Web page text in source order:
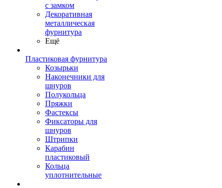
с замком
Декоративная
металлическая
фурнитура
Ещё
Пластиковая фурнитура
Козырьки
Наконечники для
шнуров
Полукольца
Пряжки
Фастексы
Фиксаторы для
шнуров
Штрипки
Карабин
пластиковый
Кольца
уплотнительные